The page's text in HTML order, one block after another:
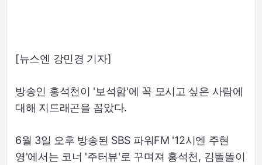
[뉴스엔 강민경 기자]
방송인 홍석천이 '보석함'에 꼭 모시고 싶은 사람에
대해 지드래곤을 꼽았다.
6월 3일 오후 방송된 SBS 파워FM '12시엔 주현
영'에서는 코너 '주터뷰'로 꾸며져 홍석천, 김똘똘이